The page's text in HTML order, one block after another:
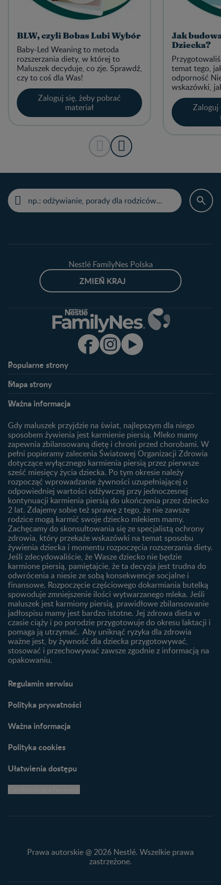
BLW, czyli Bobas Lubi Wybór
Baby-Led Weaning to metoda
rozszerzania diety, w której to
Maluszek decyduje, co zje. Sprawdź,
czy to coś dla Was!
Zaloguj się, żeby pobrać
materiał
Jak
Dziecka?
temat tego,
odporność
wskazówki,
Zaloguj
Nestlé FamilyNes Polska
ZMIEŃ KRAJ
Popularne strony​
Kontakt
FAQ
Produkty
Wyszukiwarka produktów
Nasze marki
Mapa strony​
Plamienie implantacyjne –
Jak zaplanować płeć
dziecka?
Jak rozpoznać dni płodne?
Badania przed ciążą
Planowanie urlopu
macierzyńskiego
1. trymestr ciąży
2. trymestr ciąży
3. trymestr ciąży
Rozwój dziecka
Kalendarz rozwoju dziecka
Skoki rozwojowe
Ząbkowanie u niemowląt
Żywienie dziecka
10 sposobów jak poprawić
laktację
Jakie mleko następne
wybrać dla dziecka?
Jak rozszerzać dietę
niemowlaka?
Przydatne materiały dla
rodziców
Poradniki dla rodziców
Karty do zdjęć dla
Maluszka
Materiały do pobrania
Narzędzia dla rodziców
praktyczne wskazówki
Ważna informacja
Gdy maluszek przyjdzie na świat, najlepszym dla niego
sposobem żywienia jest karmienie piersią. Mleko mamy
zapewnia zbilansowaną dietę i chroni przed chorobami. W
pełni popieramy zalecenia Światowej Organizacji Zdrowia
dotyczące wyłącznego karmienia piersią przez pierwsze
sześć miesięcy życia dziecka. Po tym okresie należy
rozpocząć wprowadzanie żywności uzupełniającej o
odpowiedniej wartości odżywczej przy jednoczesnej
kontynuacji karmienia piersią do ukończenia przez dziecko
2 lat. Zdajemy sobie też sprawę z tego, że nie zawsze
rodzice mogą karmić swoje dziecko mlekiem mamy.
Zachęcamy do skonsultowania się ze specjalistą ochrony
zdrowia, który przekaże wskazówki na temat sposobu
żywienia dziecka i momentu rozpoczęcia rozszerzania diety.
Jeśli zdecydowaliście, że Wasze dziecko nie będzie
karmione piersią, pamiętajcie, że ta decyzja jest trudna do
odwrócenia a niesie ze sobą konsekwencje socjalne i
finansowe. Rozpoczęcie częściowego dokarmiania butelką
spowoduje zmniejszenie ilości wytwarzanego mleka. Jeśli
maluszek jest karmiony piersią, prawidłowe zbilansowanie
jadłospisu mamy jest bardzo istotne. Jej zdrowa dieta w
czasie ciąży i po porodzie przygotowuje do okresu laktacji i
pomaga ją utrzymać. Aby uniknąć ryzyka dla zdrowia
ważne jest, by żywność dla dziecka przygotowywać,
stosować i przechowywać zawsze zgodnie z informacją na
opakowaniu.
Regulamin serwisu
Polityka prywatności
Ważna informacja
Polityka cookies
Ułatwienia dostępu
Prawa autorskie @ 2026 Nestlé. Wszelkie prawa
zastrzeżone.